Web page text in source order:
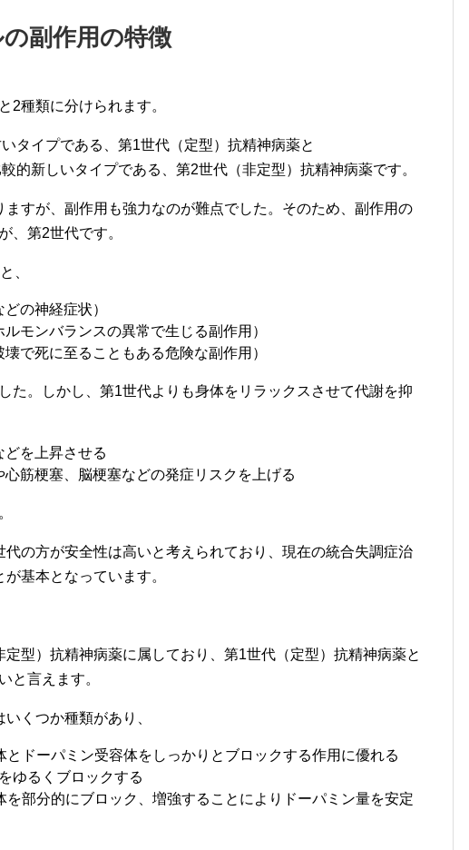
副作用の特徴
2種類に分けられます。
タイプである、第1世代（定型）抗精神病薬と
的新しいタイプである、第2世代（非定型）抗精神病薬です。
すが、副作用も強力なのが難点でした。そのため、副作用の
、第2世代です。
、
の神経症状）
モンバランスの異常で生じる副作用）
で死に至ることもある危険な副作用）
た。しかし、第1世代よりも身体をリラックスさせて代謝を抑
どを上昇させる
筋梗塞、脳梗塞などの発症リスクを上げる
代の方が安全性は高いと考えられており、現在の統合失調症治
基本となっています。
定型）抗精神病薬に属しており、第1世代（定型）抗精神病薬と
と言えます。
くつか種類があり、
とドーパミン受容体をしっかりとブロックする作用に優れる
ゆるくブロックする
を部分的にブロック、増強することによりドーパミン量を安定